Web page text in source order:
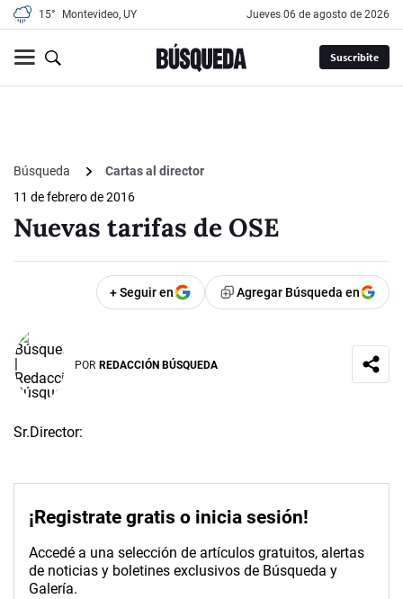
15° Montevideo, UY jueves 06 de agosto de 2026
Suscribite
Búsqueda
Cartas al director
11 de febrero de 2016
Nuevas tarifas de OSE
+ Seguir en Agregar Búsqueda en
POR REDACCIÓN BÚSQUEDA
Sr.Director:
¡Registrate gratis o inicia sesión!
Accedé a una selección de artículos gratuitos, alertas
de noticias y boletines exclusivos de Búsqueda y
Galería.